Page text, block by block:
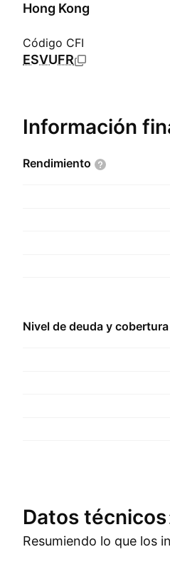
Hong Kong
Código CFI
ESVUFR
Información
Rendimiento
Nivel de deuda y cobertura
Datos técnicos
Resumiendo lo que los